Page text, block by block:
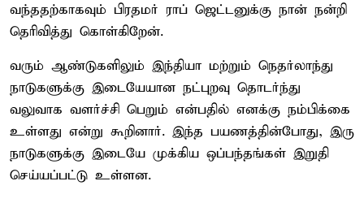
வந்ததற்காகவும் பிரதமர் ராப் ஜெட்டனுக்கு நான் நன்றி
தெரிவித்து கொள்கிறேன்.
வரும் ஆண்டுகளிலும் இந்தியா மற்றும் நெதர்லாந்து
நாடுகளுக்கு இடையேயான நட்புறவு தொடர்ந்து
வலுவாக வளர்ச்சி பெறும் என்பதில் எனக்கு நம்பிக்கை
உள்ளது என்று கூறினார். இந்த பயணத்தின்போது, இரு
நாடுகளுக்கு இடையே முக்கிய ஒப்பந்தங்கள் இறுதி
செய்யப்பட்டு உள்ளன.